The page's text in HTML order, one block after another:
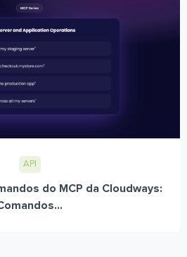
API
do MCP da Cloudways: